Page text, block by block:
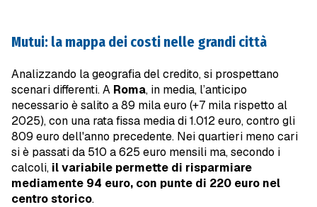
Mutui: la mappa dei costi nelle grandi città
Analizzando la geografia del credito, si prospettano
scenari differenti. A Roma, in media, l’anticipo
necessario è salito a 89 mila euro (+7 mila rispetto al
2025), con una rata fissa media di 1.012 euro, contro gli
809 euro dell'anno precedente. Nei quartieri meno cari
si è passati da 510 a 625 euro mensili ma, secondo i
calcoli, il variabile permette di risparmiare
mediamente 94 euro, con punte di 220 euro nel
centro storico.